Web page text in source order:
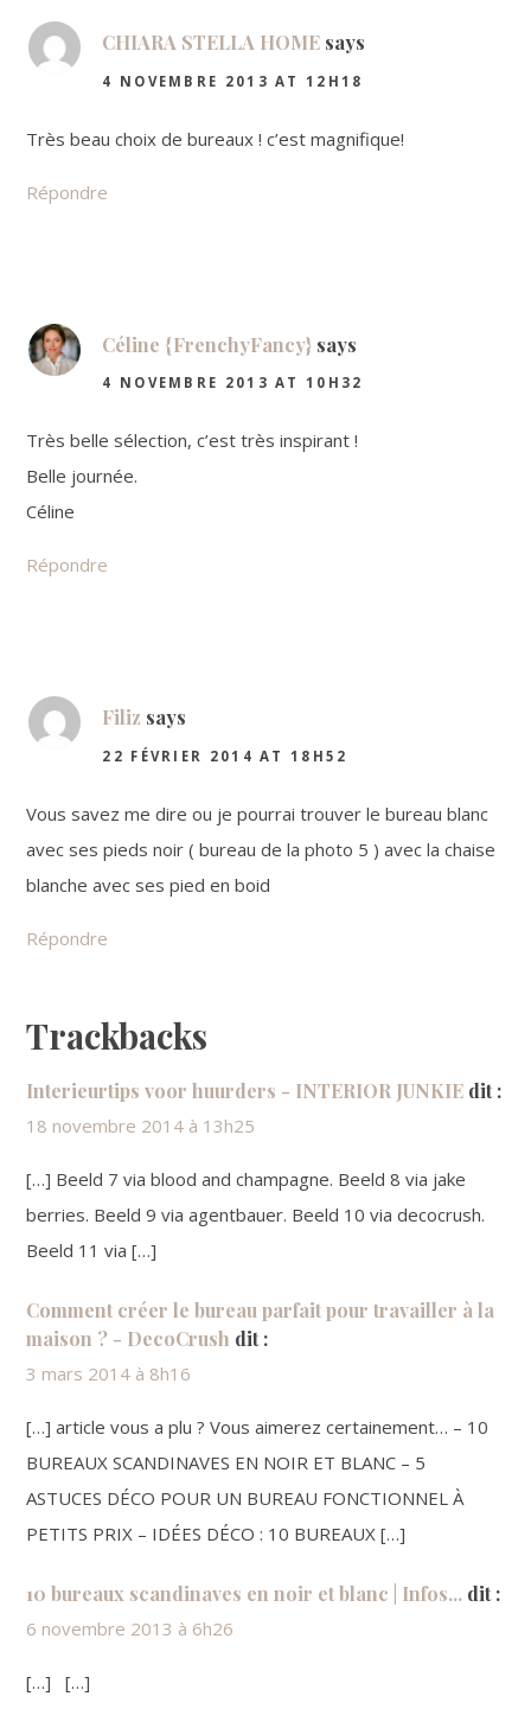
CHIARA STELLA HOME says
4 NOVEMBRE 2013 AT 12H18
Très beau choix de bureaux ! c’est magnifique!
Répondre
Céline {FrenchyFancy} says
4 NOVEMBRE 2013 AT 10H32
Très belle sélection, c’est très inspirant !
Belle journée.
Céline
Répondre
Filiz says
22 FÉVRIER 2014 AT 18H52
Vous savez me dire ou je pourrai trouver le bureau blanc
avec ses pieds noir ( bureau de la photo 5 ) avec la chaise
blanche avec ses pied en boid
Répondre
Trackbacks
Interieurtips voor huurders - INTERIOR JUNKIE dit :
18 novembre 2014 à 13h25
[…] Beeld 7 via blood and champagne. Beeld 8 via jake
berries. Beeld 9 via agentbauer. Beeld 10 via decocrush.
Beeld 11 via […]
Comment créer le bureau parfait pour travailler à la
maison ? - DecoCrush dit :
3 mars 2014 à 8h16
[…] article vous a plu ? Vous aimerez certainement… – 10
BUREAUX SCANDINAVES EN NOIR ET BLANC – 5
ASTUCES DÉCO POUR UN BUREAU FONCTIONNEL À
PETITS PRIX – IDÉES DÉCO : 10 BUREAUX […]
10 bureaux scandinaves en noir et blanc | Infos... dit :
6 novembre 2013 à 6h26
[…] […]